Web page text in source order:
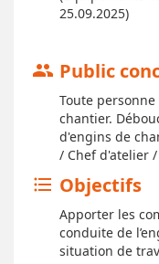
25.09.2025)
group Public
Toute
chantier.
d'engins de
/ Chef d'atelier
format_list_bulleted Objectifs
Apporter les
conduite de
situation de